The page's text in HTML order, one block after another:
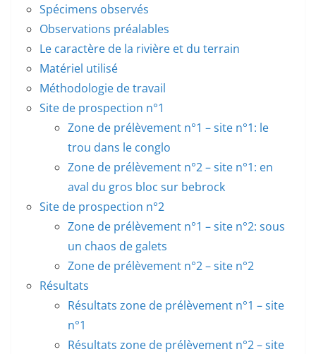
Spécimens observés
Observations préalables
Le caractère de la rivière et du terrain
Matériel utilisé
Méthodologie de travail
Site de prospection n°1
Zone de prélèvement n°1 – site n°1: le
trou dans le conglo
Zone de prélèvement n°2 – site n°1: en
aval du gros bloc sur bebrock
Site de prospection n°2
Zone de prélèvement n°1 – site n°2: sous
un chaos de galets
Zone de prélèvement n°2 – site n°2
Résultats
Résultats zone de prélèvement n°1 – site
n°1
Résultats zone de prélèvement n°2 – site